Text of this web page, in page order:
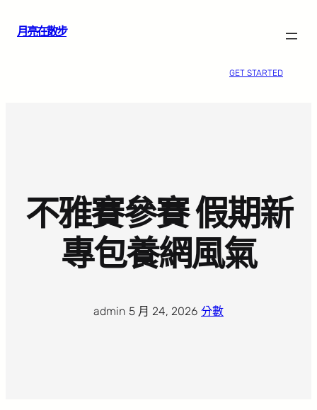
月亮在散步
GET STARTED
不雅賽參賽 假期新
專包養網風氣
admin 5 月 24, 2026 分數